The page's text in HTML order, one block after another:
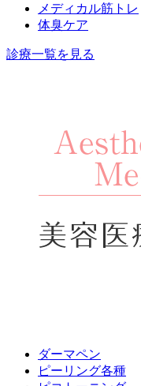
メディカル筋トレ
体臭ケア
診療一覧を見る
ダーマペン
ピーリング各種